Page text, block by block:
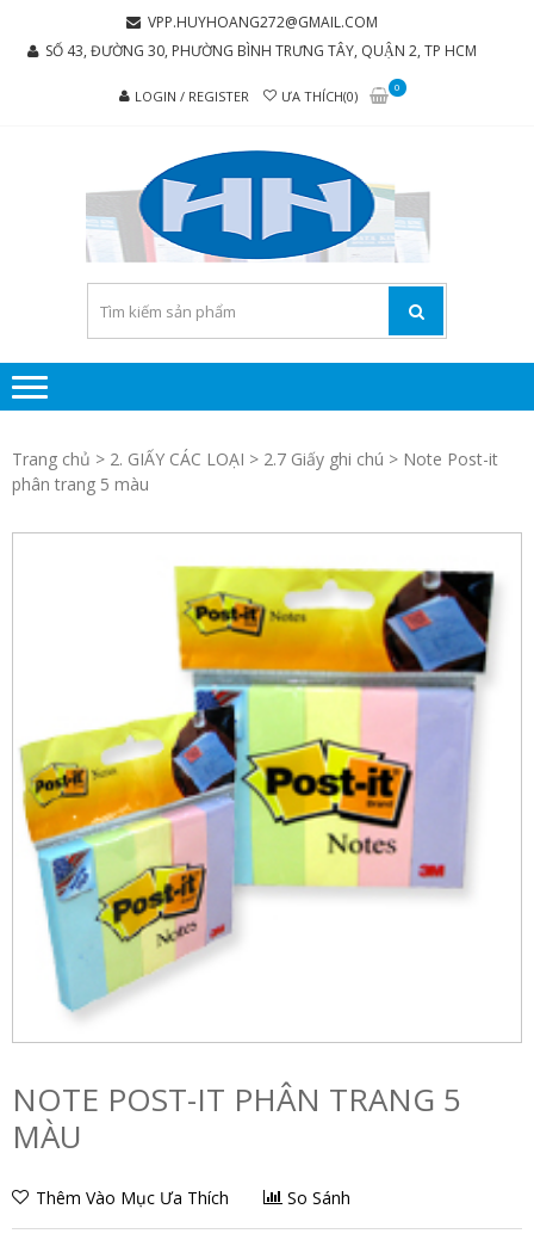
VPP.HUYHOANG272@GMAIL.COM
SỐ 43, ĐƯỜNG 30, PHƯỜNG BÌNH TRƯNG TÂY, QUẬN 2, TP HCM
LOGIN / REGISTER ƯA THÍCH(0)
0
Trang chủ > 2. GIẤY CÁC LOẠI > 2.7 Giấy ghi chú > Note Post-it
phân trang 5 màu
NOTE POST-IT PHÂN TRANG 5
MÀU
Thêm Vào Mục Ưa Thích So Sánh